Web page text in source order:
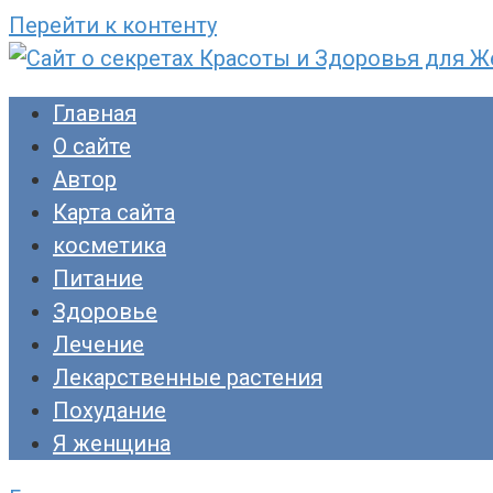
Перейти к контенту
Сайт о секретах Красоты и Здоровья для
Раскройте тайны ухода за собой, питания
прекрасны!
Главная
О сайте
Автор
Карта сайта
косметика
Питание
Здоровье
Лечение
Лекарственные растения
Похудание
Я женщина